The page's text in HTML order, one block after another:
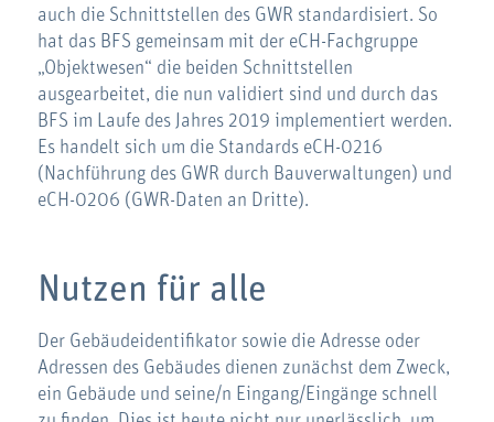
auch die Schnittstellen des GWR standardisiert. So
hat das BFS gemeinsam mit der eCH-Fachgruppe
„Objektwesen“ die beiden Schnittstellen
ausgearbeitet, die nun validiert sind und durch das
BFS im Laufe des Jahres 2019 implementiert werden.
Es handelt sich um die Standards eCH-0216
(Nachführung des GWR durch Bauverwaltungen) und
eCH-0206 (GWR-Daten an Dritte).
Nutzen für alle
Der Gebäudeidentifikator sowie die Adresse oder
Adressen des Gebäudes dienen zunächst dem Zweck,
ein Gebäude und seine/n Eingang/Eingänge schnell